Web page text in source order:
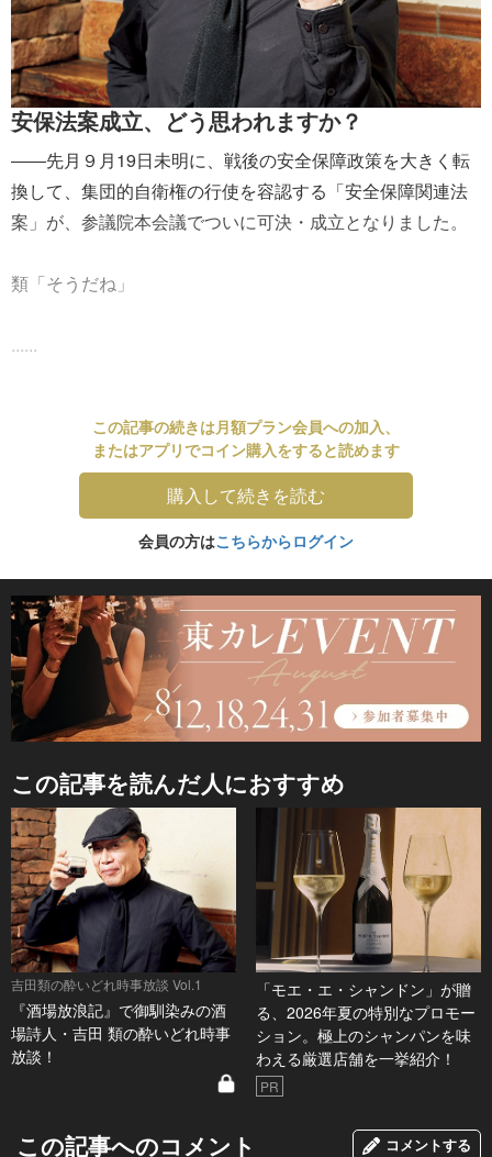
安保法案成立、どう思われますか？
――先月９月19日未明に、戦後の安全保障政策を大きく転
換して、集団的自衛権の行使を容認する「安全保障関連法
案」が、参議院本会議でついに可決・成立となりました。
類「そうだね」
......
この記事の続きは月額プラン会員への加入、
またはアプリでコイン購入をすると読めます
購入して続きを読む
会員の方はこちらからログイン
この記事を読んだ人におすすめ
吉田類の酔いどれ時事放談 Vol.1
『酒場放浪記』で御馴染みの酒
場詩人・吉田 類の酔いどれ時事
放談！
「モエ・エ・シャンドン」が贈
る、2026年夏の特別なプロモー
ション。極上のシャンパンを味
わえる厳選店舗を一挙紹介！
PR
この記事へのコメント コメントする